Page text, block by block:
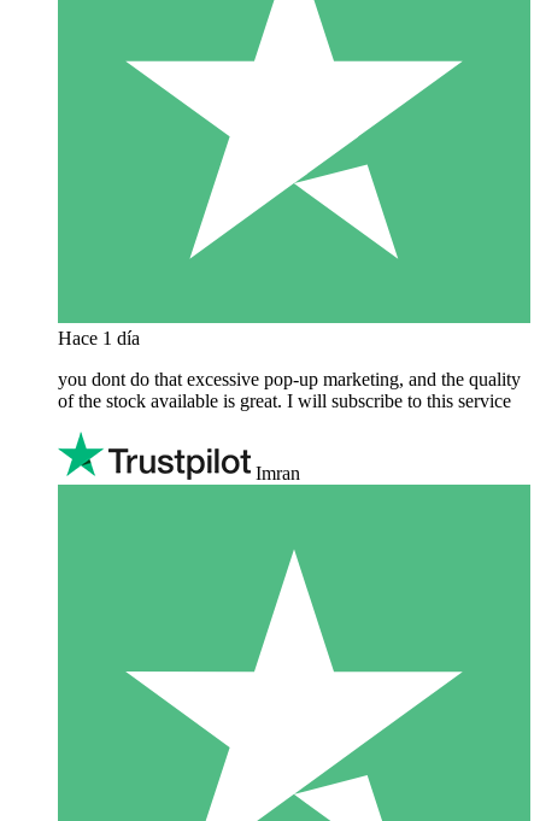
Hace 1 día
you dont do that excessive pop-up marketing, and the quality
of the stock available is great. I will subscribe to this service
Imran